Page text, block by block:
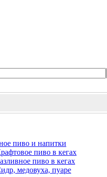
пиво и напитки
пиво в кегах
пиво в кегах
медовуха, пуаре